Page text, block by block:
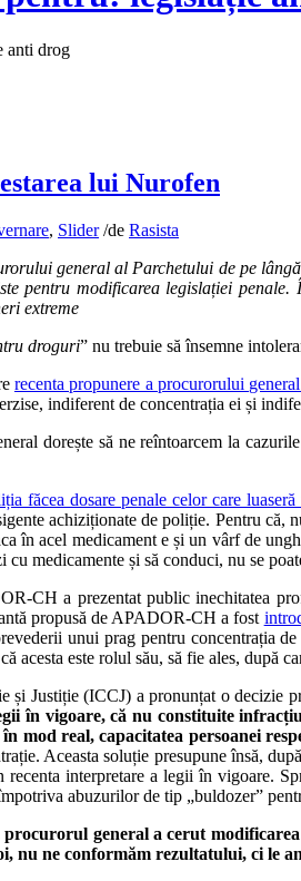
anti drog
lui Nurofen
, Slider /de Rasista
general al Parchetului de pe
pentru modificarea legislației
extreme
droguri” nu trebuie să însemne
recenta propunere a procurorului
indiferent de concentrația ei și
dorește să ne reîntoarcem la
făcea dosare penale celor care
achiziționate de poliție. Pentru că,
în acel medicament e și un vârf de
cu medicamente și să conduci, nu se
CH a prezentat public inechitatea
propusă de APADOR-CH a fost
unui prag pentru concentrația
acesta este rolul său, să fie ales, după
și Justiție (ICCJ) a pronunțat o decizie
în vigoare, că nu constituite
mod real, capacitatea persoanei
Aceasta soluție presupune însă,
interpretare a legii în vigoare.
abuzurilor de tip „buldozer”
general a cerut
nu ne conformăm rezultatului, ci le